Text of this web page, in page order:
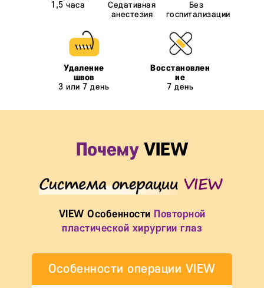
1,5 часа
Седативная
анестезия
Без
госпитализации
3 или 7 день 7 день
Почему VIEW
VIEW Особенности Повторной
пластической хирургии глаз
Особенности операции VIEW